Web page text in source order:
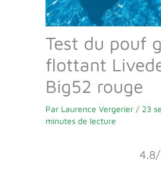
Test du pouf
flottant
Big52 rouge
Par Laurence Vergerier / 23
minutes de lecture